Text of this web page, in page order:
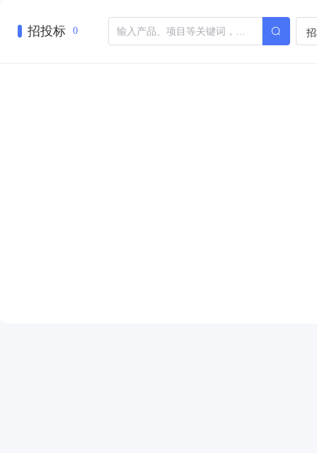
招投标 0